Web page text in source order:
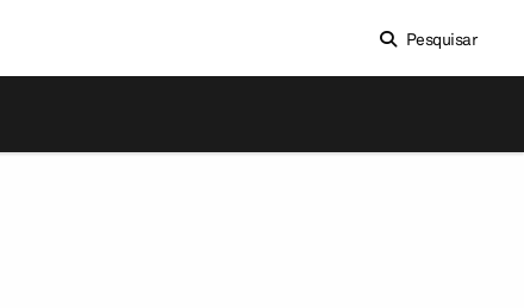
Pesquisar